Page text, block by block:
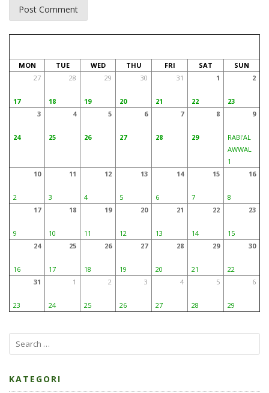
MON TUE WED THU FRI SAT
SUN
27
17
28
18
29
19
30
20
31
21
1
22
2
23
3
24
4
25
5
26
6
27
7
28
8
29
9
RABI'AL
AWWAL
1
10
2
11
3
12
4
13
5
14
6
15
7
16
8
17
9
18
10
19
11
20
12
21
13
22
14
23
15
24
16
25
17
26
18
27
19
28
20
29
21
30
22
31
23
1
24
2
25
3
26
4
27
5
28
6
29
Search
for:
KATEGORI